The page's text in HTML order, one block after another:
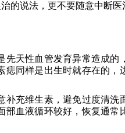
的说法，更不要随意中断医
先天性血管发育异常造成的
痣同样是出生时就存在的，
充维生素，避免过度清洗
部血液循环较好，恢复通常